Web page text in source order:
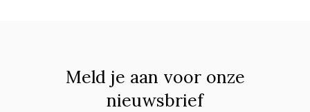
Meld je aan voor onze
nieuwsbrief